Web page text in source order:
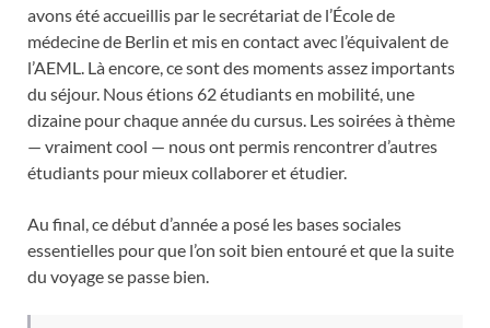
avons été accueillis par le secrétariat de l’École de
médecine de Berlin et mis en contact avec l’équivalent de
l’AEML. Là encore, ce sont des moments assez importants
du séjour. Nous étions 62 étudiants en mobilité, une
dizaine pour chaque année du cursus. Les soirées à thème
— vraiment cool — nous ont permis rencontrer d’autres
étudiants pour mieux collaborer et étudier.
Au final, ce début d’année a posé les bases sociales
essentielles pour que l’on soit bien entouré et que la suite
du voyage se passe bien.